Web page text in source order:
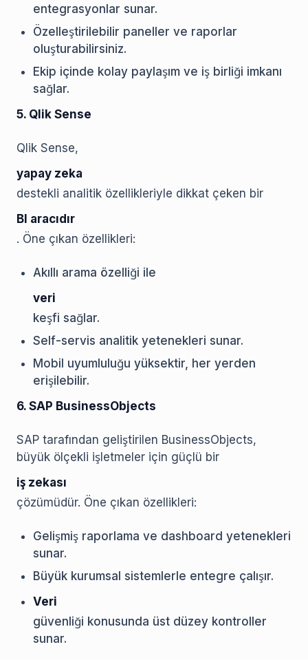
entegrasyonlar sunar.
Özelleştirilebilir paneller ve raporlar
oluşturabilirsiniz.
Ekip içinde kolay paylaşım ve iş birliği imkanı
sağlar.
5. Qlik Sense
Qlik Sense,
yapay zeka
destekli analitik özellikleriyle dikkat çeken bir
BI aracıdır
. Öne çıkan özellikleri:
Akıllı arama özelliği ile
veri
keşfi sağlar.
Self-servis analitik yetenekleri sunar.
Mobil uyumluluğu yüksektir, her yerden
erişilebilir.
6. SAP BusinessObjects
SAP tarafından geliştirilen BusinessObjects,
büyük ölçekli işletmeler için güçlü bir
iş zekası
çözümüdür. Öne çıkan özellikleri:
Gelişmiş raporlama ve dashboard yetenekleri
sunar.
Büyük kurumsal sistemlerle entegre çalışır.
Veri
güvenliği konusunda üst düzey kontroller
sunar.